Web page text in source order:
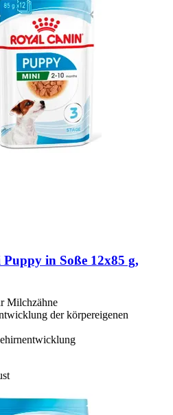
in Soße 12x85 g,
Milchzähne
der körpereigenen